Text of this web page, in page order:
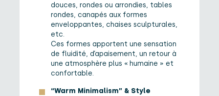
douces, rondes ou arrondies, tables
rondes, canapés aux formes
enveloppantes, chaises sculpturales,
etc.
Ces formes apportent une sensation
de fluidité, d’apaisement, un retour à
une atmosphère plus « humaine » et
confortable.
“Warm Minimalism” & Style